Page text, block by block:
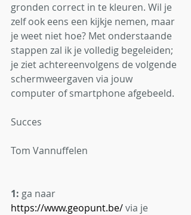
gronden correct in te kleuren. Wil je
zelf ook eens een kijkje nemen, maar
je weet niet hoe? Met onderstaande
stappen zal ik je volledig begeleiden;
je ziet achtereenvolgens de volgende
schermweergaven via jouw
computer of smartphone afgebeeld.
Succes
Tom Vannuffelen
1: ga naar
https://www.geopunt.be/via je